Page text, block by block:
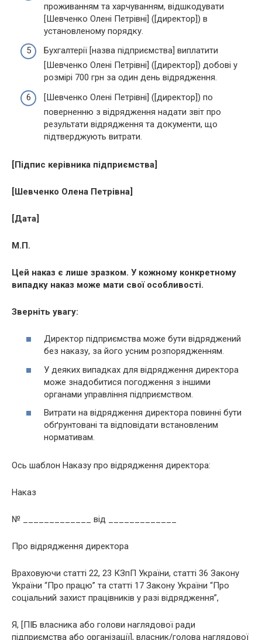
проживанням та харчуванням, відшкодувати
[Шевченко Олені Петрівні] ([директор]) в
установленому порядку.
Бухгалтерії [назва підприємства] виплатити
[Шевченко Олені Петрівні] ([директор]) добові у
розмірі 700 грн за один день відрядження.
[Шевченко Олені Петрівні] ([директор]) по
поверненню з відрядження надати звіт про
результати відрядження та документи, що
підтверджують витрати.
[Підпис керівника підприємства]
[Шевченко Олена Петрівна]
[Дата]
М.П.
Цей наказ є лише зразком. У кожному конкретному
випадку наказ може мати свої особливості.
Зверніть увагу:
Директор підприємства може бути відряджений
без наказу, за його усним розпорядженням.
У деяких випадках для відрядження директора
може знадобитися погодження з іншими
органами управління підприємством.
Витрати на відрядження директора повинні бути
обґрунтовані та відповідати встановленим
нормативам.
Ось шаблон Наказу про відрядження директора:
Наказ
№ _____________ від _____________
Про відрядження директора
Враховуючи статті 22, 23 КЗпП України, статті 36 Закону
України “Про працю” та статті 17 Закону України “Про
соціальний захист працівників у разі відрядження”,
Я, [ПІБ власника або голови наглядової ради
підприємства або організації], власник/голова наглядової